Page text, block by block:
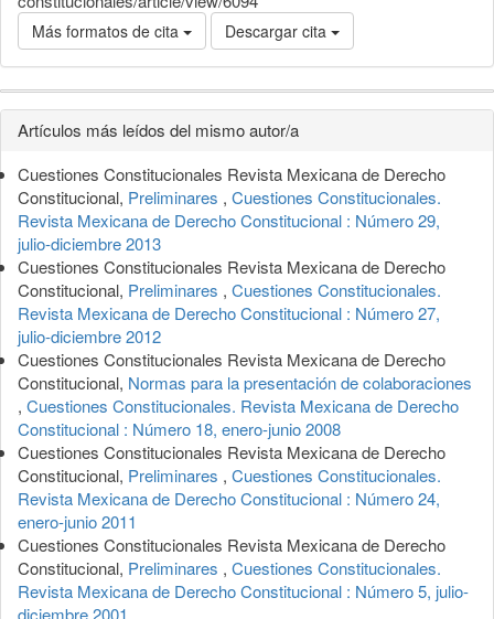
Más formatos de cita Descargar cita
Detalles
del
artículo
Artículos más leídos del mismo autor/a
Cuestiones Constitucionales Revista Mexicana de Derecho
Constitucional, Preliminares , Cuestiones Constitucionales.
Revista Mexicana de Derecho Constitucional : Número 29,
julio-diciembre 2013
Cuestiones Constitucionales Revista Mexicana de Derecho
Constitucional, Preliminares , Cuestiones Constitucionales.
Revista Mexicana de Derecho Constitucional : Número 27,
julio-diciembre 2012
Cuestiones Constitucionales Revista Mexicana de Derecho
Constitucional, Normas para la presentación de colaboraciones
, Cuestiones Constitucionales. Revista Mexicana de Derecho
Constitucional : Número 18, enero-junio 2008
Cuestiones Constitucionales Revista Mexicana de Derecho
Constitucional, Preliminares , Cuestiones Constitucionales.
Revista Mexicana de Derecho Constitucional : Número 24,
enero-junio 2011
Cuestiones Constitucionales Revista Mexicana de Derecho
Constitucional, Preliminares , Cuestiones Constitucionales.
Revista Mexicana de Derecho Constitucional : Número 5, julio-
diciembre 2001